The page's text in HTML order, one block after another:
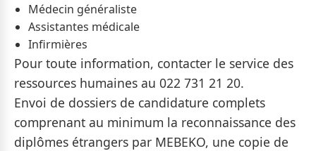
Médecin généraliste
Assistantes médicale
Infirmières
Pour toute information, contacter le service des
ressources humaines au 022 731 21 20.
Envoi de dossiers de candidature complets
comprenant au minimum la reconnaissance des
diplômes étrangers par MEBEKO, une copie de